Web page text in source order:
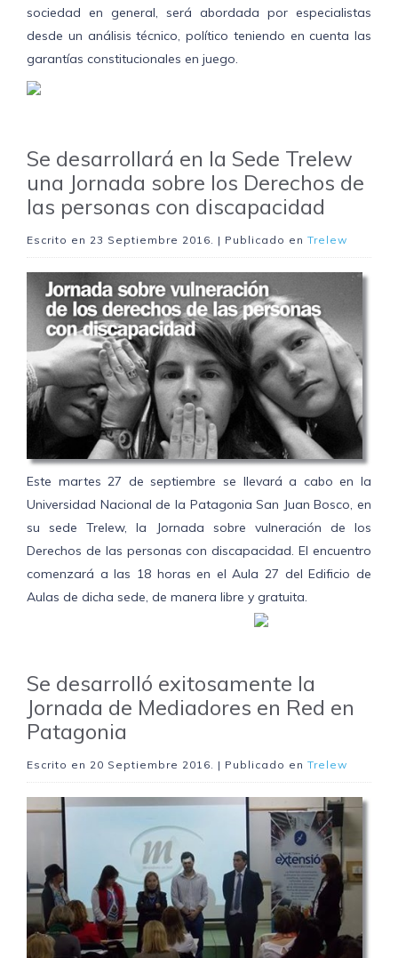
sociedad en general, será abordada por especialistas
desde un análisis técnico, político teniendo en cuenta las
garantías constitucionales en juego.
Se desarrollará en la Sede Trelew
una Jornada sobre los Derechos de
las personas con discapacidad
Escrito en 23 Septiembre 2016. | Publicado en Trelew
Este martes 27 de septiembre se llevará a cabo en la
Universidad Nacional de la Patagonia San Juan Bosco, en
su sede Trelew, la Jornada sobre vulneración de los
Derechos de las personas con discapacidad. El encuentro
comenzará a las 18 horas en el Aula 27 del Edificio de
Aulas de dicha sede, de manera libre y gratuita.
Se desarrolló exitosamente la
Jornada de Mediadores en Red en
Patagonia
Escrito en 20 Septiembre 2016. | Publicado en Trelew